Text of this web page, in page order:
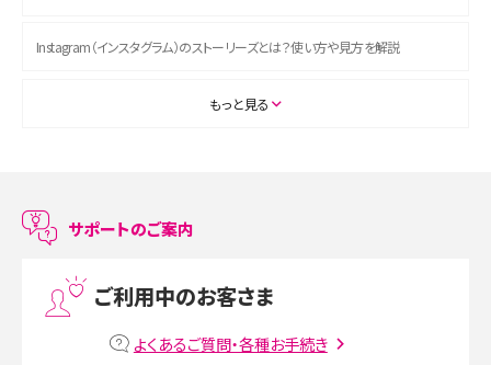
Instagram（インスタグラム）のストーリーズとは？使い方や見方を解説
ASMRとは？初心者向けの代表ジャンルや楽しみ方を解説
LINEで友だちを削除する方法は？方法ごとの影響や復活・復元する方法も解説
MNOとは？MVNOやMVNEとの違いやメリット・デメリットを解説
もっと見る
サポートのご案内
ご利用中のお客さま
よくあるご質問・各種お手続き